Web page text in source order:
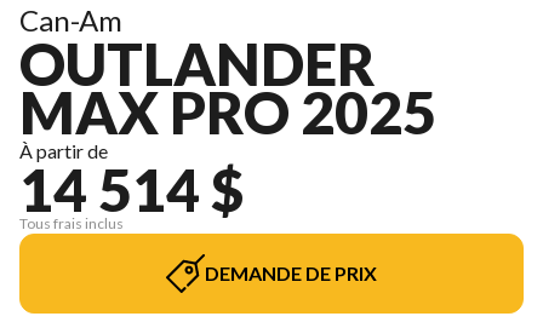
Can-Am
OUTLANDER
MAX PRO 2025
À partir de
14 514 $
Tous frais inclus
DEMANDE DE PRIX